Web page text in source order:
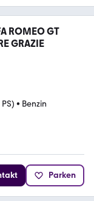
ROMEO GT
GRAZIE
• Benzin
Parken